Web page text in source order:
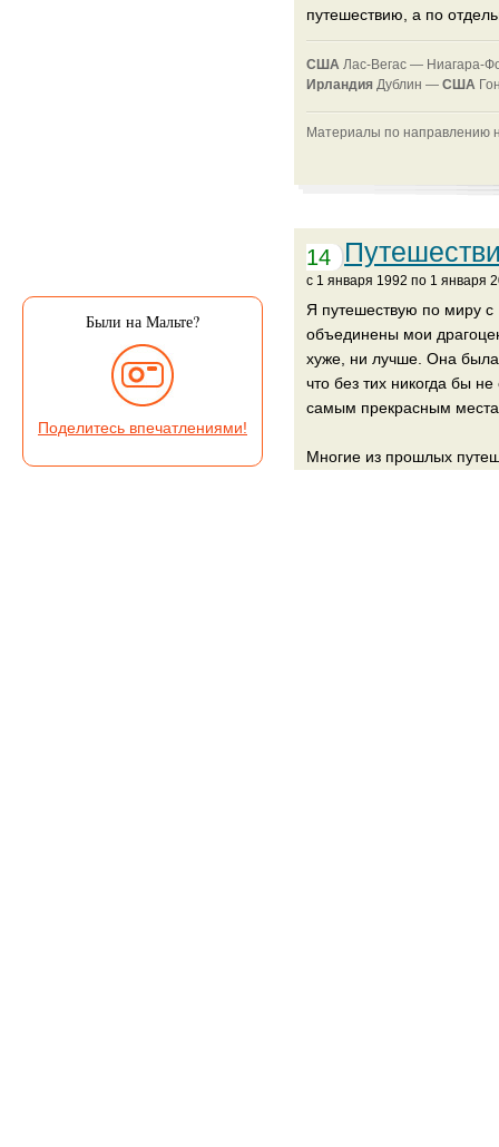
Были на Мальте?
Поделитесь впечатлениями!
путешествию, а по
CША Лас-Вегас — Ниагара-
Ирландия Дублин — CША
Материалы по направлению
14
c 1 января 1992 по 1 января
Я путешествую по миру с
объединены мои
хуже, ни лучше. Она
что без тих никогда бы
самым прекрасным
Многие из прошлых